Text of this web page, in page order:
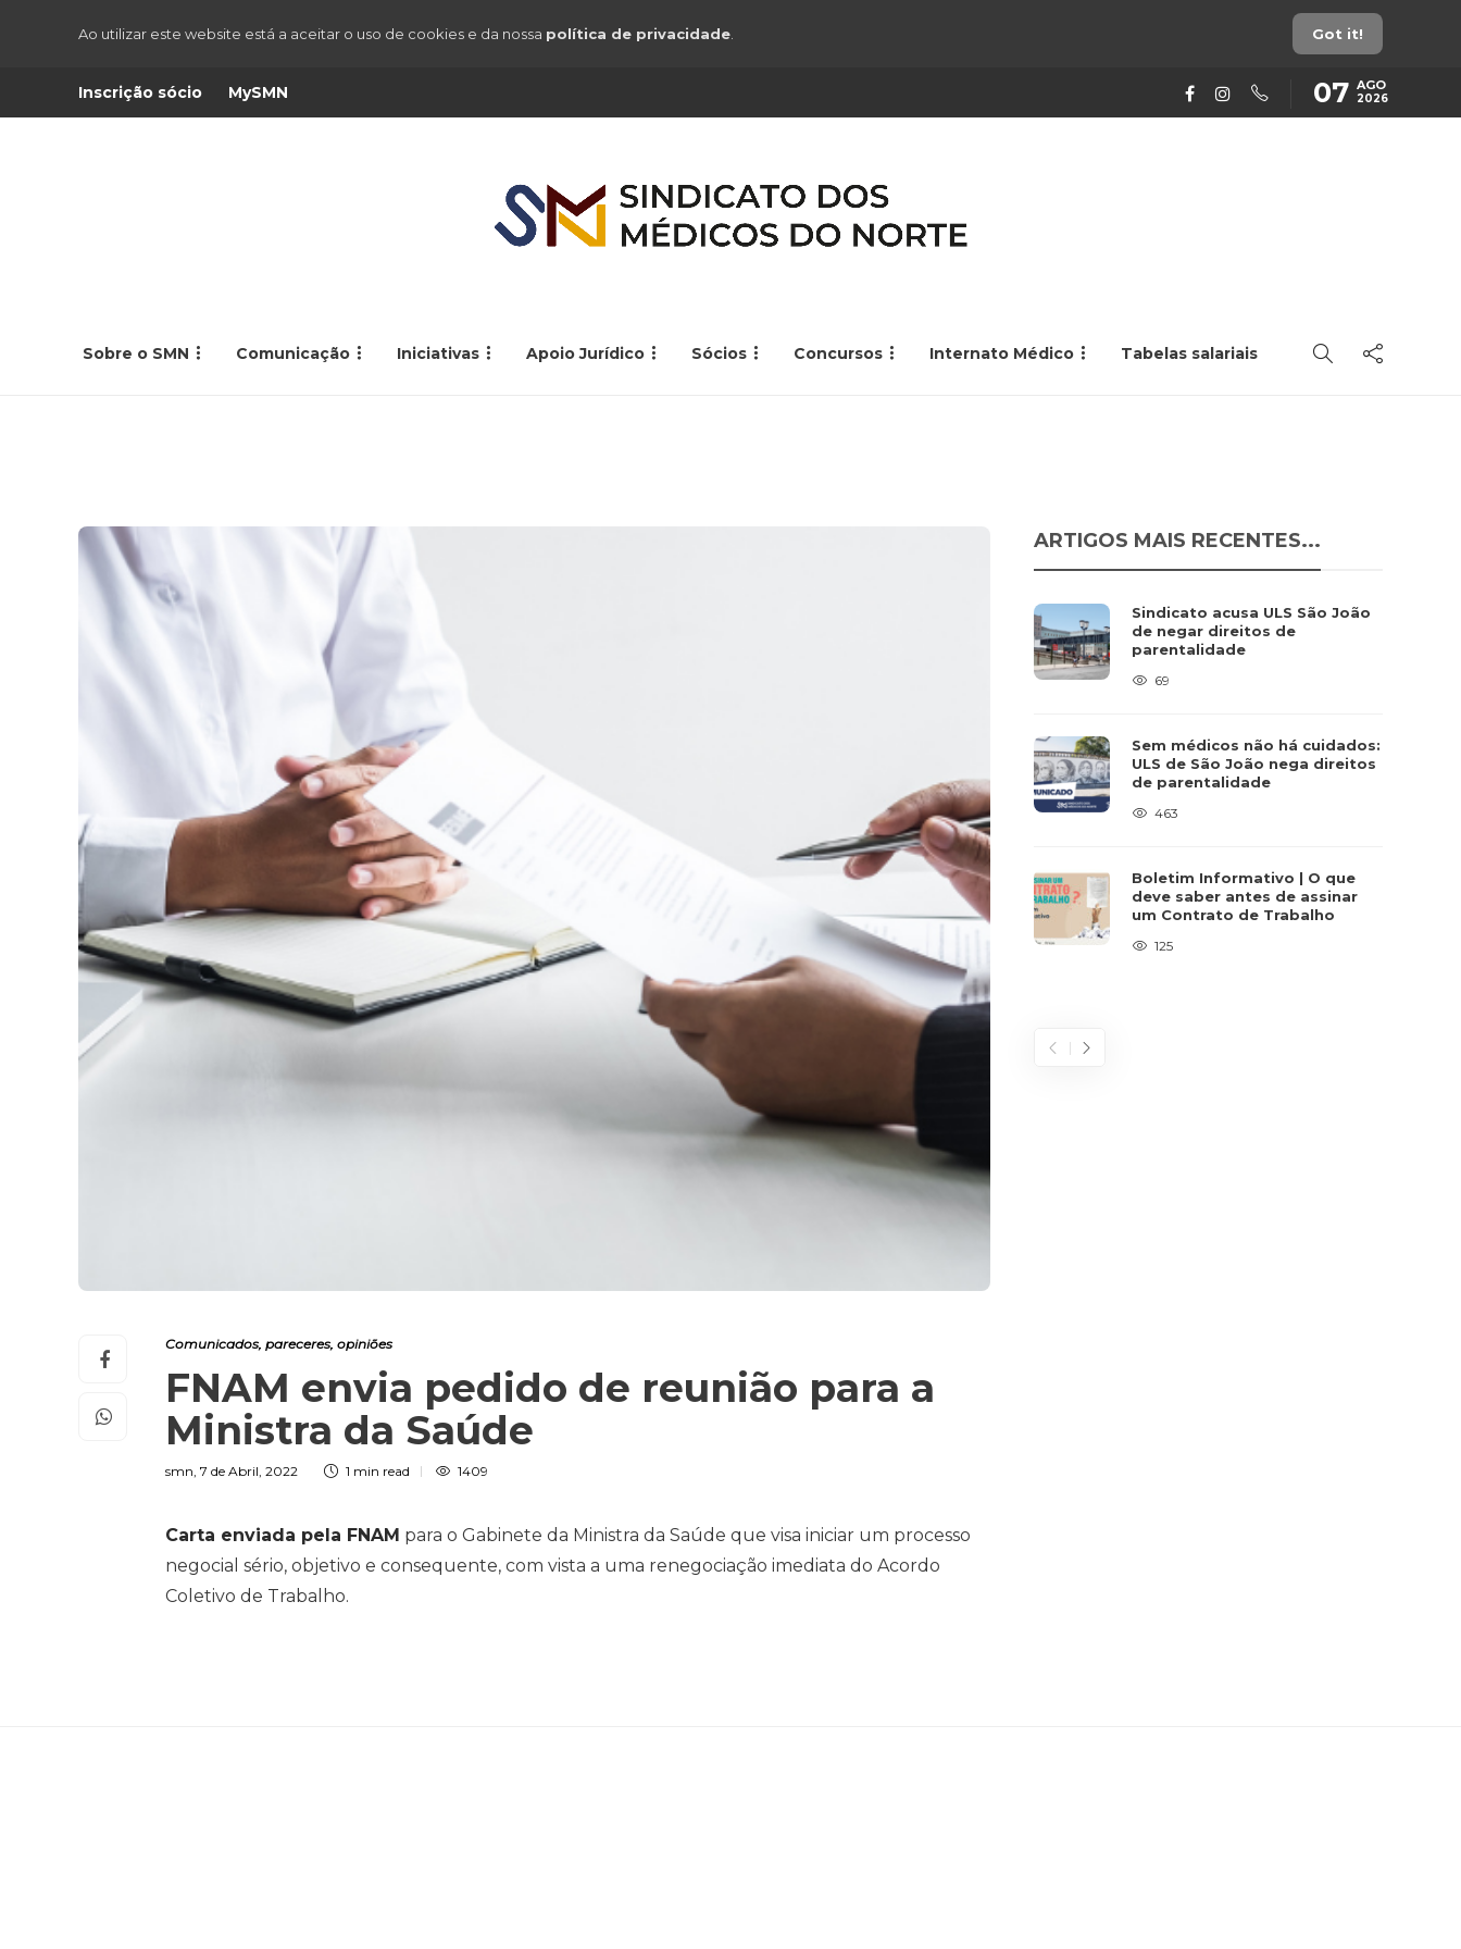
Ao utilizar este website está a aceitar o uso de cookies e da nossa política de privacidade Got it!
Inscrição sócio MySMN 07 AGO
2026
Sobre o SMN Comunicação Iniciativas Apoio Jurídico Sócios Concursos Internato Médico Tabelas salariais
Comunicados, pareceres, opiniões
FNAM envia pedido de reunião para a
Ministra da Saúde
smn, 7 de Abril, 2022 1 min read 1409
Carta enviada pela FNAM para o Gabinete da Ministra da Saúde que visa iniciar um processo
negocial sério, objetivo e consequente, com vista a uma renegociação imediata do Acordo
Coletivo de Trabalho.
ARTIGOS MAIS RECENTES...
Sindicato acusa ULS São João
de negar direitos de
parentalidade
69
Sem médicos não há cuidados:
ULS de São João nega direitos
de parentalidade
463
Boletim Informativo | O que
deve saber antes de assinar
um Contrato de Trabalho
125